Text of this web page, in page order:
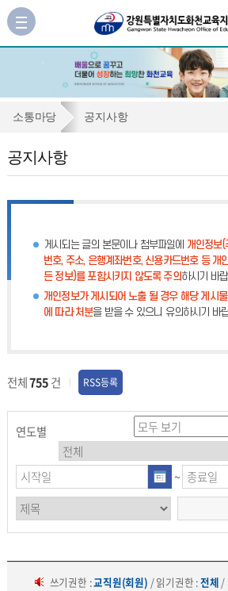
사
이
가
공
사
소통마당 공지사항
공지사항
게시되는 글의 본문이나 첨부파일에 개인정보(
번호, 주소, 은행계좌번호, 신용카드번호 등 개
든 정보)를 포함시키지 않도록 주의하시기 바
개인정보가 게시되어 노출 될 경우 해당 게시
에 따라 처분을 받을 수 있으니 유의하시기 바
전체755건 RSS등록
연도별
~
쓰기권한 :교직원(회원) / 읽기권한 :전체 /